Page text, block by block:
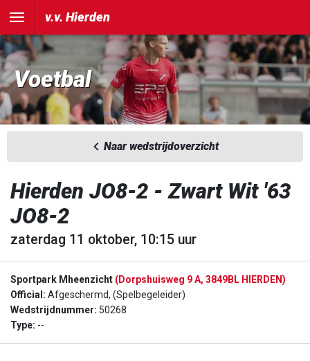
v.v. Hierden
Voetbal
Naar wedstrijdoverzicht
Hierden JO8-2 - Zwart Wit '63
JO8-2
zaterdag 11 oktober, 10:15 uur
Sportpark Mheenzicht (Dorpshuisweg 9 A, 3849BL HIERDEN)
Official: Afgeschermd, (Spelbegeleider)
Wedstrijdnummer: 50268
Type: --